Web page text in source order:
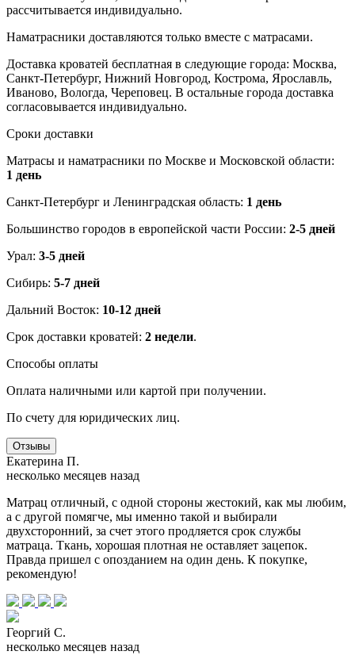
рассчитывается индивидуально.
Наматрасники доставляются только вместе с матрасами.
Доставка кроватей бесплатная в следующие города: Москва,
Санкт-Петербург, Нижний Новгород, Кострома, Ярославль,
Иваново, Вологда, Череповец. В остальные города доставка
согласовывается индивидуально.
Сроки доставки
Матрасы и наматрасники по Москве и Московской области:
1 день
Санкт-Петербург и Ленинградская область: 1 день
Большинство городов в европейской части России: 2-5 дней
Урал: 3-5 дней
Сибирь: 5-7 дней
Дальний Восток: 10-12 дней
Срок доставки кроватей: 2 недели.
Способы оплаты
Оплата наличными или картой при получении.
По счету для юридических лиц.
Отзывы
Екатерина П.
несколько месяцев назад
Матрац отличный, с одной стороны жестокий, как мы любим,
а с другой помягче, мы именно такой и выбирали
двухсторонний, за счет этого продляется срок службы
матраца. Ткань, хорошая плотная не оставляет зацепок.
Правда пришел с опозданием на один день. К покупке,
рекомендую!
Георгий С.
несколько месяцев назад